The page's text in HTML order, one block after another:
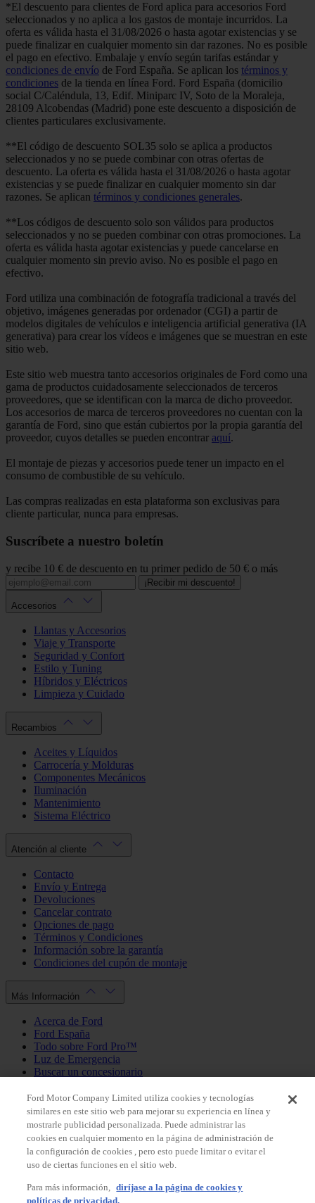
*El descuento para clientes de Ford aplica para accesorios Ford
seleccionados y no aplica a los gastos de montaje incurridos. La
oferta es válida hasta el 31/08/2026 o hasta agotar existencias y se
puede finalizar en cualquier momento sin dar razones. No es posible
el pago en efectivo. Embalaje y envío según tarifas estándar y
condiciones de envío de Ford España. Se aplican los términos y
condiciones de la tienda en línea Ford. Ford España (domicilio
social C/Caléndula, 13, Edif. Miniparc IV, Soto de la Moraleja,
28109 Alcobendas (Madrid) pone este descuento a disposición de
clientes particulares exclusivamente.
**El código de descuento SOL35 solo se aplica a productos
seleccionados y no se puede combinar con otras ofertas de
descuento. La oferta es válida hasta el 31/08/2026 o hasta agotar
existencias y se puede finalizar en cualquier momento sin dar
razones. Se aplican términos y condiciones generales.
**Los códigos de descuento solo son válidos para productos
seleccionados y no se pueden combinar con otras promociones. La
oferta es válida hasta agotar existencias y puede cancelarse en
cualquier momento sin previo aviso. No es posible el pago en
efectivo.
Ford utiliza una combinación de fotografía tradicional a través del
objetivo, imágenes generadas por ordenador (CGI) a partir de
modelos digitales de vehículos e inteligencia artificial generativa (IA
generativa) para crear los vídeos e imágenes que se muestran en este
sitio web.
Este sitio web muestra tanto accesorios originales de Ford como una
gama de productos cuidadosamente seleccionados de terceros
proveedores, que se identifican con la marca de dicho proveedor.
Los accesorios de marca de terceros proveedores no cuentan con la
garantía de Ford, sino que están cubiertos por la propia garantía del
proveedor, cuyos detalles se pueden encontrar aquí.
El montaje de piezas y accesorios puede tener un impacto en el
consumo de combustible de su vehículo.
Las compras realizadas en esta plataforma son exclusivas para
cliente particular, nunca para empresas.
Suscríbete a nuestro boletín
y recibe 10 € de descuento en tu primer pedido de 50 € o más
¡Recibir mi descuento!
Accesorios
Llantas y Accesorios
Viaje y Transporte
Seguridad y Confort
Estilo y Tuning
Híbridos y Eléctricos
Limpieza y Cuidado
Recambios
Aceites y Líquidos
Carrocería y Molduras
Componentes Mecánicos
Iluminación
Mantenimiento
Sistema Eléctrico
Atención al cliente
Contacto
Envío y Entrega
Devoluciones
Cancelar contrato
Opciones de pago
Términos y Condiciones
Información sobre la garantía
Condiciones del cupón de montaje
Más Información
Acerca de Ford
Ford España
Todo sobre Ford Pro™
Luz de Emergencia
Buscar un concesionario
Política de privacidad
Mi Cuenta
Iniciar sesión / Registrarse
Mis pedidos
País
Ford Motor Company Limited utiliza cookies y tecnologías
similares en este sitio web para mejorar su experiencia en línea y
mostrarle publicidad personalizada. Puede administrar las
cookies en cualquier momento en la página de administración de
la configuración de cookies , pero esto puede limitar o evitar el
uso de ciertas funciones en el sitio web.
Para más información, diríjase a la página de cookies y
políticas de privacidad.